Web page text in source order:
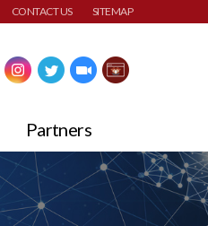
CONTACT US SITEMAP
Partners